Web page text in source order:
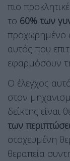
πιο
το 60% των
προχωρημένο
αυτός που
εφαρμόσουν
Ο έλεγχος
στον
δείκτης είναι
των
στοχευμένη
θεραπεία